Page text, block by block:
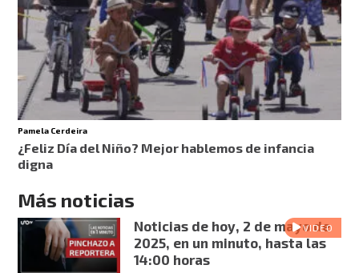
Pamela Cerdeira
¿Feliz Día del Niño? Mejor hablemos de infancia
digna
Más noticias
VIDEO
Noticias de hoy, 2 de mayo de
2025, en un minuto, hasta las
14:00 horas